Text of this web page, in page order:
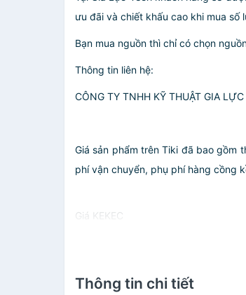
ưu đãi và chiết khấu cao khi mua số
Bạn mua nguồn thì chỉ có chọn
Thông tin liên hệ:
CÔNG TY TNHH KỸ THUẬT GIA LỰC
Giá sản phẩm trên Tiki đã bao gồm
phí vận chuyển, phụ phí hàng cồng
Giá KEKEC
Thông tin chi tiết